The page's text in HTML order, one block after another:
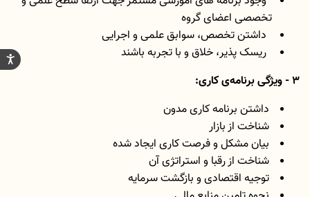
تخصصی اعضای گروه
3 - ویژگی برنامه‌ی کاری: